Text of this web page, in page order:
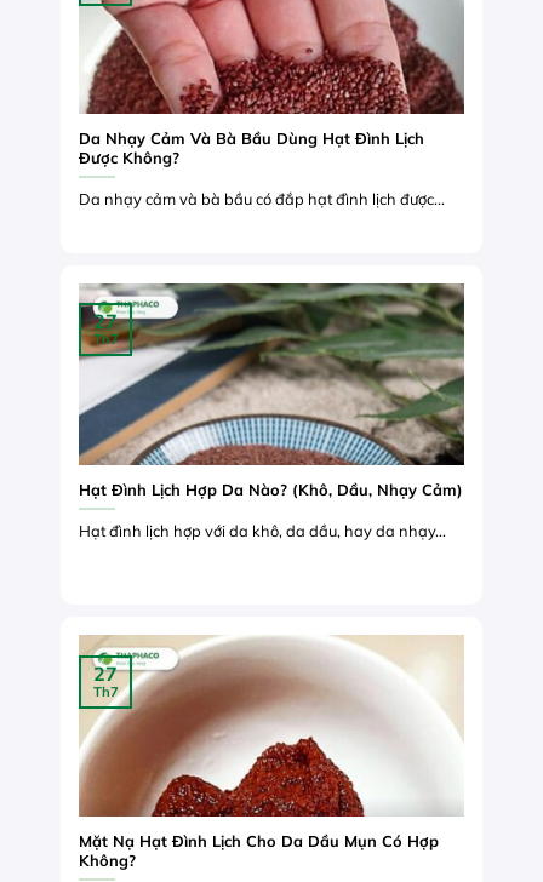
Da Nhạy Cảm Và Bà Bầu Dùng Hạt Đình Lịch
Được Không?
Da nhạy cảm và bà bầu có đắp hạt đình lịch được...
Hạt Đình Lịch Hợp Da Nào? (Khô, Dầu, Nhạy Cảm)
Hạt đình lịch hợp với da khô, da dầu, hay da nhạy...
27
Th7
Mặt Nạ Hạt Đình Lịch Cho Da Dầu Mụn Có Hợp
Không?
27
Th7